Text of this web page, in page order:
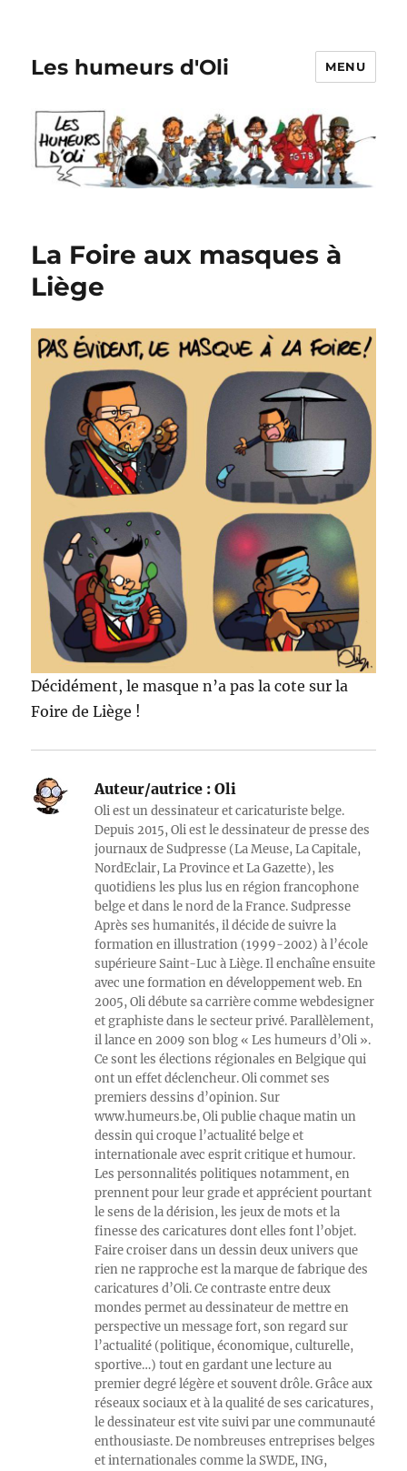
Les humeurs d'Oli MENU
La Foire aux masques à
Liège
Décidément, le masque n’a pas la cote sur la
Foire de Liège !
Auteur/autrice : Oli
Oli est un dessinateur et caricaturiste belge.
Depuis 2015, Oli est le dessinateur de presse des
journaux de Sudpresse (La Meuse, La Capitale,
NordEclair, La Province et La Gazette), les
quotidiens les plus lus en région francophone
belge et dans le nord de la France. Sudpresse
Après ses humanités, il décide de suivre la
formation en illustration (1999-2002) à l’école
supérieure Saint-Luc à Liège. Il enchaîne ensuite
avec une formation en développement web. En
2005, Oli débute sa carrière comme webdesigner
et graphiste dans le secteur privé. Parallèlement,
il lance en 2009 son blog « Les humeurs d’Oli ».
Ce sont les élections régionales en Belgique qui
ont un effet déclencheur. Oli commet ses
premiers dessins d’opinion. Sur
www.humeurs.be, Oli publie chaque matin un
dessin qui croque l’actualité belge et
internationale avec esprit critique et humour.
Les personnalités politiques notamment, en
prennent pour leur grade et apprécient pourtant
le sens de la dérision, les jeux de mots et la
finesse des caricatures dont elles font l’objet.
Faire croiser dans un dessin deux univers que
rien ne rapproche est la marque de fabrique des
caricatures d’Oli. Ce contraste entre deux
mondes permet au dessinateur de mettre en
perspective un message fort, son regard sur
l’actualité (politique, économique, culturelle,
sportive…) tout en gardant une lecture au
premier degré légère et souvent drôle. Grâce aux
réseaux sociaux et à la qualité de ses caricatures,
le dessinateur est vite suivi par une communauté
enthousiaste. De nombreuses entreprises belges
et internationales comme la SWDE, ING,